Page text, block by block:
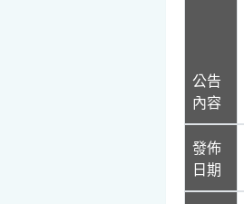
公告
內容
發佈
日期